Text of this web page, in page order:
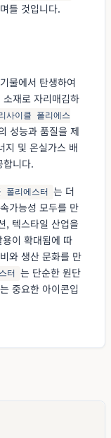
들 것입니다.
물에서 탄생하여
재로 자리매김하
사이클 폴리에스
성능과 품질을 제
지 및 온실가스 배
합니다.
폴리에스터
는 더
가능성 모두를 만
, 텍스타일 산업을
용이 확대됨에 따
와 생산 문화를 만
터
는 단순한 원단
중요한 아이콘입